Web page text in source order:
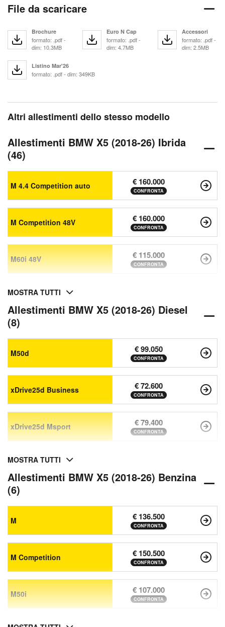
File da scaricare
Brochure
formato: .pdf -
dim: 10.3MB
Euro N Cap
formato: .pdf -
dim: 4.7MB
Accessori
formato: .pdf -
dim: 2.5MB
Listino Mar'26
formato: .pdf - dim: 349KB
Altri allestimenti dello stesso modello
Allestimenti BMW X5 (2018-26) Ibrida
(46)
M 4.4 Competition auto € 160.000
CONFRONTA
M Competition 48V € 160.000
CONFRONTA
M60i 48V € 115.000
CONFRONTA
MOSTRA TUTTI
Allestimenti BMW X5 (2018-26) Diesel
(8)
M50d € 99.050
CONFRONTA
xDrive25d Business € 72.600
CONFRONTA
xDrive25d Msport € 79.400
CONFRONTA
MOSTRA TUTTI
Allestimenti BMW X5 (2018-26) Benzina
(6)
M € 136.500
CONFRONTA
M Competition € 150.500
CONFRONTA
M50i € 107.000
CONFRONTA